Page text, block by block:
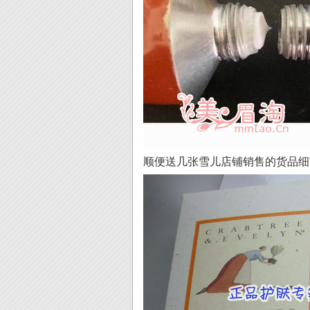
顺便送几张雪儿店铺销售的货品